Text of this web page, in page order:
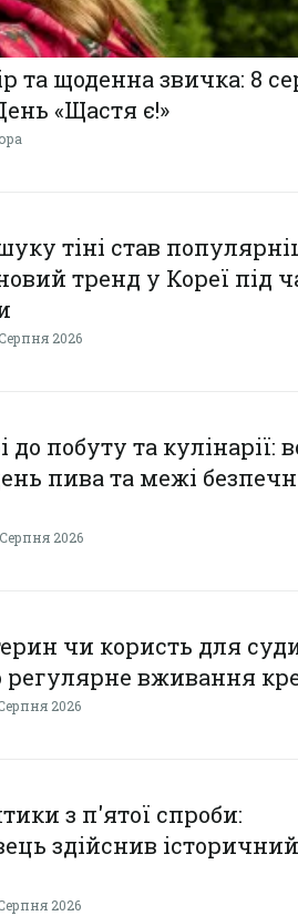
та щоденна звичка: 8
«Щастя є!»
тіні став
тренд у Кореї під
2026
до побуту та кулінарії:
пива та межі
2026
чи користь для
регулярне вживання
2026
з п'ятої спроби:
здійснив історичний
2026